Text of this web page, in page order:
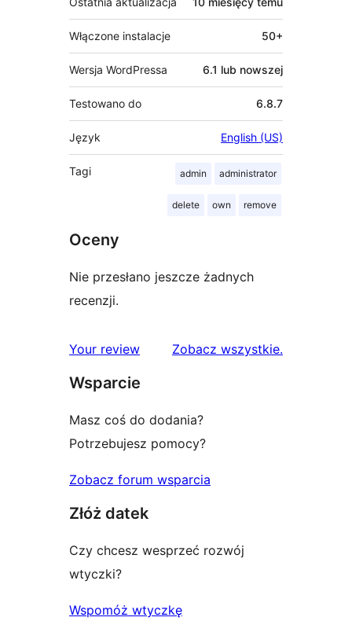
Włączone instalacje 50+
Wersja WordPressa 6.1 lub nowszej
Testowano do 6.8.7
Język English (US)
Tagi admin administrator
delete own remove
Oceny
Nie przesłano jeszcze żadnych
recenzji.
Your review Zobacz wszystkierecenzje
.
Wsparcie
Masz coś do dodania?
Potrzebujesz pomocy?
Zobacz forum wsparcia
Złóż datek
Czy chcesz wesprzeć rozwój
wtyczki?
Wspomóż wtyczkę